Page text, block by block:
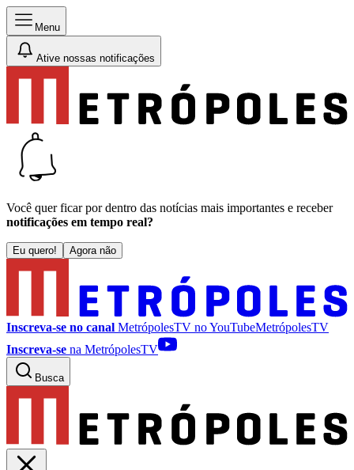
Menu
Ative nossas notificações
Você quer ficar por dentro das notícias mais importantes e receber
notificações em tempo real?
Eu quero! Agora não
Inscreva-se no canal MetrópolesTV noYouTubeMetrópolesTV
Inscreva-se na MetrópolesTV
Busca